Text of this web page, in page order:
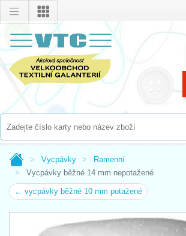
Vycpávky
Ramenní
Vycpávky běžné 14 mm nepotažené
← vycpávky běžné 10 mm potažené